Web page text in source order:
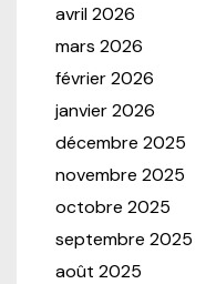
avril 2026
mars 2026
février 2026
janvier 2026
décembre 2025
novembre 2025
octobre 2025
septembre 2025
août 2025